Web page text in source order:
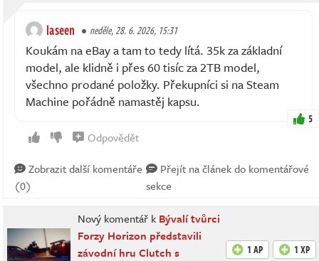
laseen neděle, 28. 6. 2026, 15:31
Koukám na eBay a tam to tedy lítá. 35k za základní
model, ale klidně i přes 60 tisíc za 2TB model,
všechno prodané položky. Překupníci si na Steam
Machine pořádně namastěj kapsu.
5
Odpovědět
Zobrazit další komentáře
(0)
Přejít na článek do komentářové
sekce
Nový komentář k Bývalí tvůrci
Forzy Horizon představili
závodní hru Clutch s
1 AP 1 XP